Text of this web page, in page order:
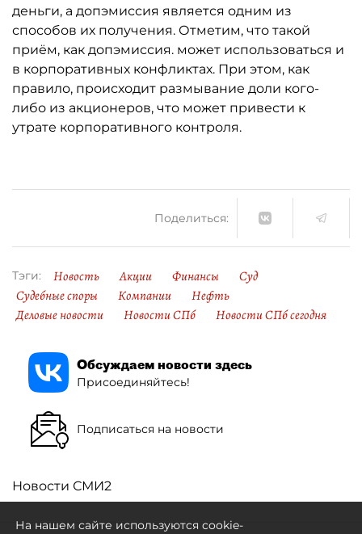
деньги, а допэмиссия является одним из
способов их получения. Отметим, что такой
приём, как допэмиссия. может использоваться и
в корпоративных конфликтах. При этом, как
правило, происходит размывание доли кого-
либо из акционеров, что может привести к
утрате корпоративного контроля.
Поделиться:
Тэги: Новость Акции Финансы
Суд
Судебные споры
Компании
Нефть
Деловые новости
Новости СПб Новости СПб сегодня
Обсуждаем новости здесь
Присоединяйтесь!
Подписаться на новости
Новости СМИ2
На нашем сайте используются cookie-